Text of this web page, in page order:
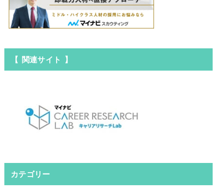
【 関連サイト 】
カテゴリー